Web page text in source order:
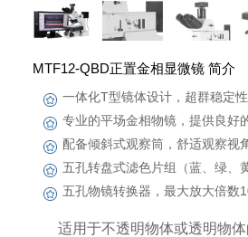
MTF12-QBD正置金相显微镜 简介
一体化T型镜体设计，超群稳定
专业的平场金相物镜，提供良好
配备倾斜式观察筒，舒适观察视
五孔转盘式滤色片组（蓝、绿、
五孔物镜转换器，最大放大倍数
适用于不透明物体或透明物体